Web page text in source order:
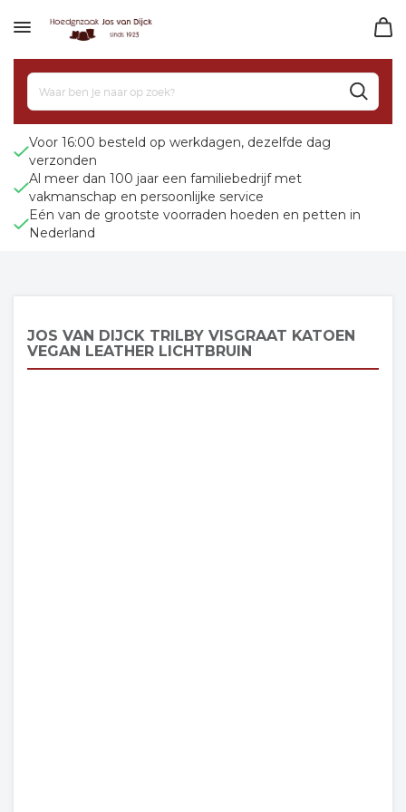
Voor 16:00 besteld op werkdagen, dezelfde dag
verzonden
Al meer dan 100 jaar een familiebedrijf met
vakmanschap en persoonlijke service
Eén van de grootste voorraden hoeden en petten in
Nederland
JOS VAN DIJCK TRILBY VISGRAAT KATOEN
VEGAN LEATHER LICHTBRUIN